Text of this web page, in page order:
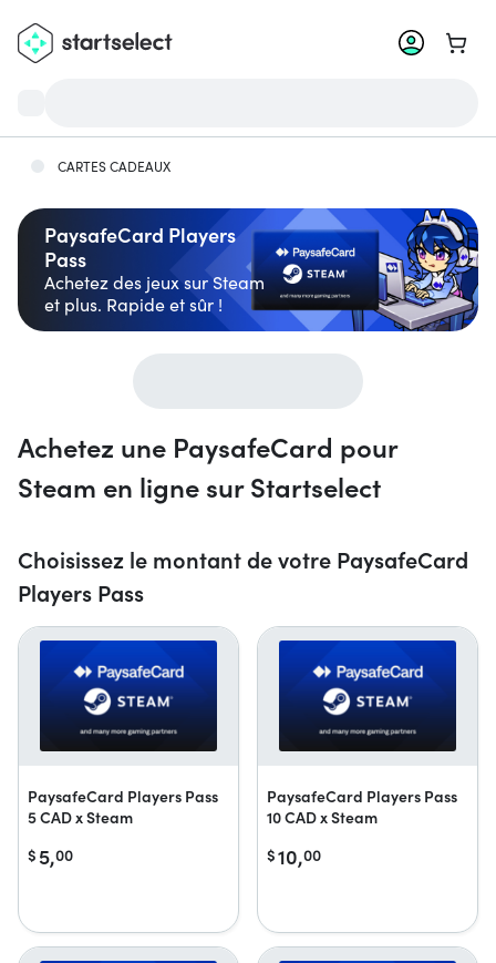
Aller
CARTES CADEAUX
PaysafeCard Players
Pass
Achetez des jeux sur Steam
et plus. Rapide et sûr !
Achetez une PaysafeCard pour
Steam en ligne sur Startselect
Choisissez le montant de votre PaysafeCard
Players Pass
PaysafeCard Players Pass
5 CAD x Steam
$ 5,00
PaysafeCard Players Pass
10 CAD x Steam
$10,00